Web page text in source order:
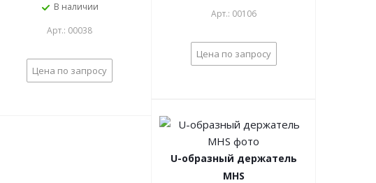
В наличии
Арт.: 00038
Цена по запросу
Арт.: 00106
Цена по запросу
U-образный держатель
MHS